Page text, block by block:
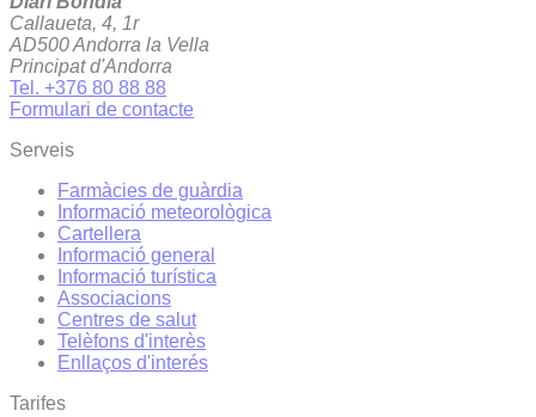
Callaueta, 4, 1r
AD500 Andorra la Vella
Principat d'Andorra
Tel. +376 80 88 88
Formulari de contacte
Serveis
Farmàcies de guàrdia
Informació meteorològica
Cartellera
Informació general
Informació turística
Associacions
Centres de salut
Telèfons d'interès
Enllaços d'interés
Tarifes